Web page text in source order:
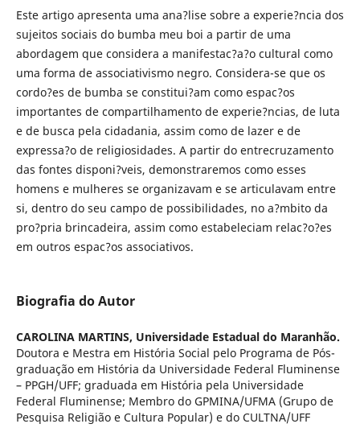
Este artigo apresenta uma ana?lise sobre a experie?ncia dos
sujeitos sociais do bumba meu boi a partir de uma
abordagem que considera a manifestac?a?o cultural como
uma forma de associativismo negro. Considera-se que os
cordo?es de bumba se constitui?am como espac?os
importantes de compartilhamento de experie?ncias, de luta
e de busca pela cidadania, assim como de lazer e de
expressa?o de religiosidades. A partir do entrecruzamento
das fontes disponi?veis, demonstraremos como esses
homens e mulheres se organizavam e se articulavam entre
si, dentro do seu campo de possibilidades, no a?mbito da
pro?pria brincadeira, assim como estabeleciam relac?o?es
em outros espac?os associativos.
Biografia do Autor
CAROLINA MARTINS, Universidade Estadual do Maranhão.
Doutora e Mestra em História Social pelo Programa de Pós-
graduação em História da Universidade Federal Fluminense
– PPGH/UFF; graduada em História pela Universidade
Federal Fluminense; Membro do GPMINA/UFMA (Grupo de
Pesquisa Religião e Cultura Popular) e do CULTNA/UFF